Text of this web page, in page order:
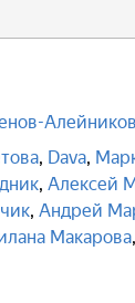
Алейников
, Dava,
, Алексей
, Андрей
Макарова,